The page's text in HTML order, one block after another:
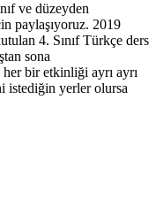
ve düzeyden
paylaşıyoruz. 2019
4. Sınıf Türkçe ders
sona
bir etkinliği ayrı ayrı
istediğin yerler olursa